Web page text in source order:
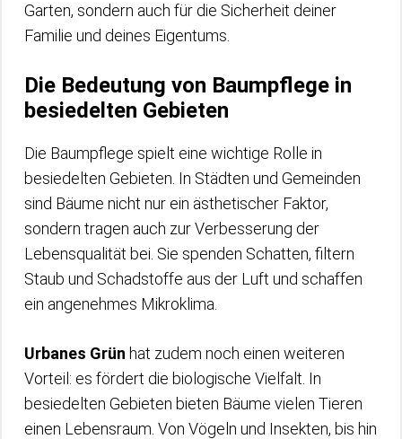
Garten, sondern auch für die Sicherheit deiner
Familie und deines Eigentums.
Die Bedeutung von Baumpflege in
besiedelten Gebieten
Die Baumpflege spielt eine wichtige Rolle in
besiedelten Gebieten. In Städten und Gemeinden
sind Bäume nicht nur ein ästhetischer Faktor,
sondern tragen auch zur Verbesserung der
Lebensqualität bei. Sie spenden Schatten, filtern
Staub und Schadstoffe aus der Luft und schaffen
ein angenehmes Mikroklima.
Urbanes Grün hat zudem noch einen weiteren
Vorteil: es fördert die biologische Vielfalt. In
besiedelten Gebieten bieten Bäume vielen Tieren
einen Lebensraum. Von Vögeln und Insekten, bis hin